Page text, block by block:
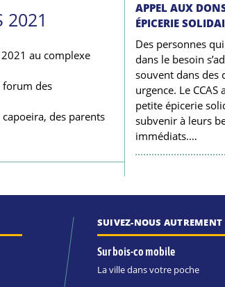
2021
au complexe
forum des
des parents
APPEL AUX
ÉPICERIE
Des personnes
dans le besoin
souvent dans des
urgence. Le CCAS
petite épicerie
subvenir à leurs
immédiats.…
SUIVEZ-NOUS AUTREMENT
Sur bois-co mobile
La ville dans votre poche